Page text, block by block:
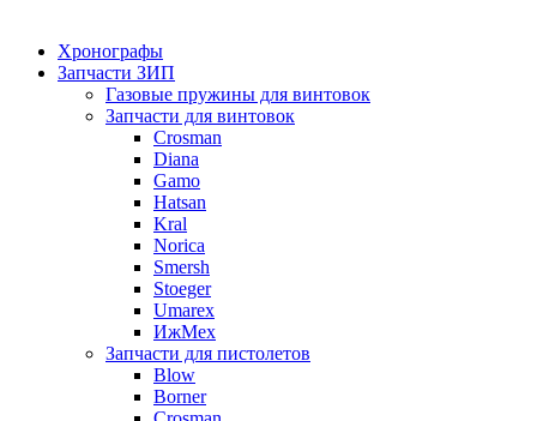
Хронографы
Запчасти ЗИП
Газовые пружины для винтовок
Запчасти для винтовок
Crosman
Diana
Gamo
Hatsan
Kral
Norica
Smersh
Stoeger
Umarex
ИжМех
Запчасти для пистолетов
Blow
Borner